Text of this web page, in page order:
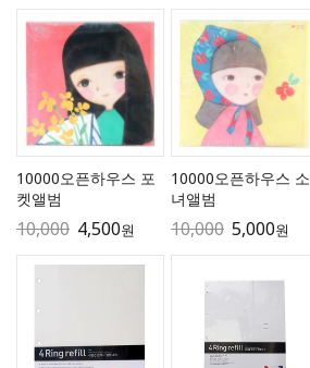
10000오픈하우스 포
켓앨범
10,000 4,500원
10000오픈하우스 소
녀앨범
10,000 5,000원